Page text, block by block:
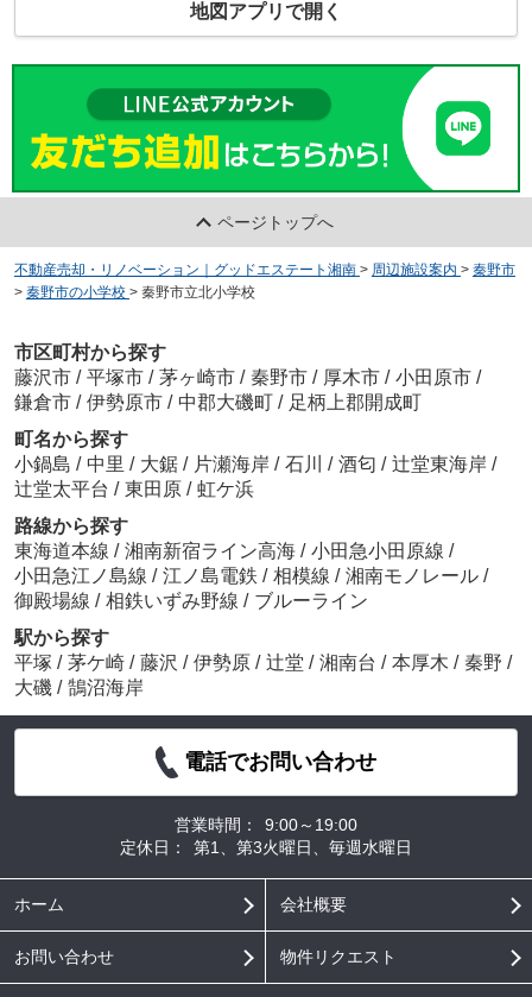
地図アプリで開く
ページトップへ
不動産売却・リノベーション｜グッドエステート湘南 > 周辺施設案内 > 秦野市
> 秦野市の小学校 > 秦野市立北小学校
市区町村から探す
藤沢市 / 平塚市 / 茅ヶ崎市 / 秦野市 / 厚木市 / 小田原市 /
鎌倉市 / 伊勢原市 / 中郡大磯町 / 足柄上郡開成町
町名から探す
小鍋島 / 中里 / 大鋸 / 片瀬海岸 / 石川 / 酒匂 / 辻堂東海岸 /
辻堂太平台 / 東田原 / 虹ケ浜
路線から探す
東海道本線 / 湘南新宿ライン高海 / 小田急小田原線 /
小田急江ノ島線 / 江ノ島電鉄 / 相模線 / 湘南モノレール /
御殿場線 / 相鉄いずみ野線 / ブルーライン
駅から探す
平塚 / 茅ケ崎 / 藤沢 / 伊勢原 / 辻堂 / 湘南台 / 本厚木 / 秦野 /
大磯 / 鵠沼海岸
電話でお問い合わせ
営業時間：
9:00～19:00
定休日：
第1、第3火曜日、毎週水曜日
ホーム 会社概要
お問い合わせ 物件リクエスト